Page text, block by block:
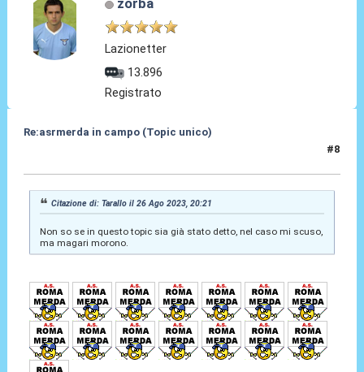
zorba
Lazionetter
13.896
Registrato
Re:asrmerda in campo (Topic unico)
#8
Citazione di: Tarallo il 26 Ago 2023, 20:21
Non so se in questo topic sia già stato detto, nel caso mi scuso,
ma magari morono.